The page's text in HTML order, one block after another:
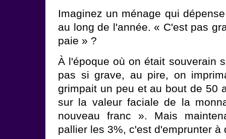
Imaginez un ménage qui
au long de l'année. « C'est pas
paie » ?
À l'époque où on était souverain
pas si grave, au pire, on
grimpait un peu et au bout de 50
sur la valeur faciale de la
nouveau franc ». Mais
pallier les 3%, c'est d'emprunter